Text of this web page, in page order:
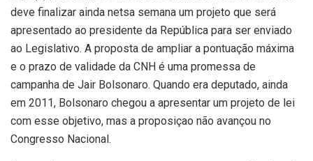
deve finalizar ainda netsa semana um projeto que será
apresentado ao presidente da República para ser enviado
ao Legislativo. A proposta de ampliar a pontuação máxima
e o prazo de validade da CNH é uma promessa de
campanha de Jair Bolsonaro. Quando era deputado, ainda
em 2011, Bolsonaro chegou a apresentar um projeto de lei
com esse objetivo, mas a proposiçao não avançou no
Congresso Nacional.